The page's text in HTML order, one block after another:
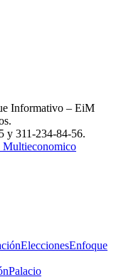
Informativo – EiM
y 311-234-84-56.
Multieconomico
EleccionesEnfoque
Palacio